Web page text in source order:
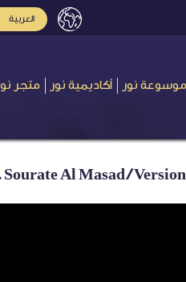
العربية
موسوعة نور أكاديمية نور متجر
Sourate Al Masad /